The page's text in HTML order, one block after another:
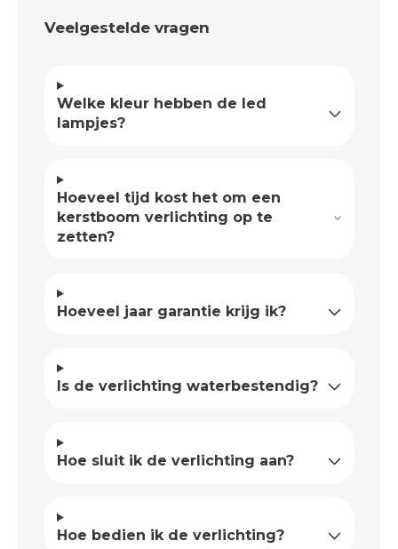
Veelgestelde vragen
Welke kleur hebben de led
lampjes?
Hoeveel tijd kost het om een
kerstboom verlichting op te
zetten?
Hoeveel jaar garantie krijg ik?
Is de verlichting waterbestendig?
Hoe sluit ik de verlichting aan?
Hoe bedien ik de verlichting?